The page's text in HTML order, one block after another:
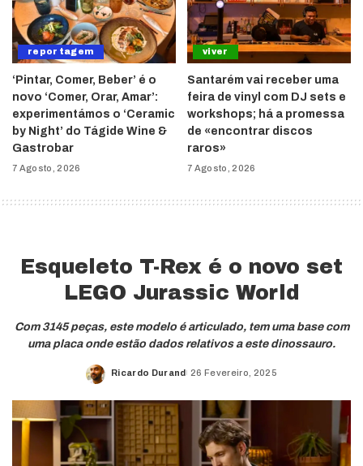
reportagem
‘Pintar, Comer, Beber’ é o
novo ‘Comer, Orar, Amar’:
experimentámos o ‘Ceramic
by Night’ do Tágide Wine &
Gastrobar
7 Agosto, 2026
viver
Santarém vai receber uma
feira de vinyl com DJ sets e
workshops; há a promessa
de «encontrar discos
raros»
7 Agosto, 2026
Esqueleto T-Rex é o novo set
LEGO Jurassic World
Com 3145 peças, este modelo é articulado, tem uma base com
uma placa onde estão dados relativos a este dinossauro.
Posted
Ricardo Durand 26 Fevereiro, 2025